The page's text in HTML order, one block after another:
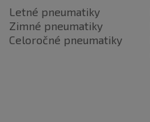
Letné pneumatiky
Zimné pneumatiky
Celoročné pneumatiky